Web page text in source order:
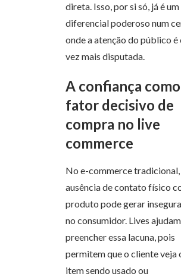
direta. Isso, por si só, já é um
diferencial poderoso num
onde a atenção do público é
vez mais disputada.
A confiança como
fator decisivo de
compra no live
commerce
No e-commerce tradicional,
ausência de contato físico
produto pode gerar
no consumidor. Lives
preencher essa lacuna, pois
permitem que o cliente veja
item sendo usado ou